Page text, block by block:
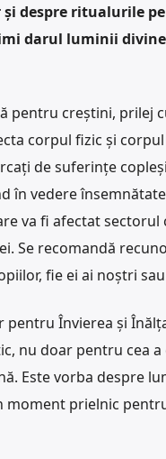
despre ritualurile
darul luminii
creștini, prilej
corpul fizic și
de suferințe
în vedere
va fi afectat sectorul
Se recomandă
fie ei ai noștri
Învierea și
nu doar pentru cea a
Este vorba despre
moment prielnic